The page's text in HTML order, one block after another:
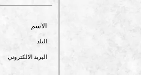
الاسم
البلد
البريد الالكتروني